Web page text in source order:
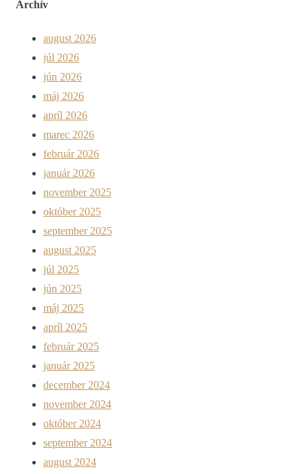
Archív
august 2026
júl 2026
jún 2026
máj 2026
apríl 2026
marec 2026
február 2026
január 2026
november 2025
október 2025
september 2025
august 2025
júl 2025
jún 2025
máj 2025
apríl 2025
február 2025
január 2025
december 2024
november 2024
október 2024
september 2024
august 2024